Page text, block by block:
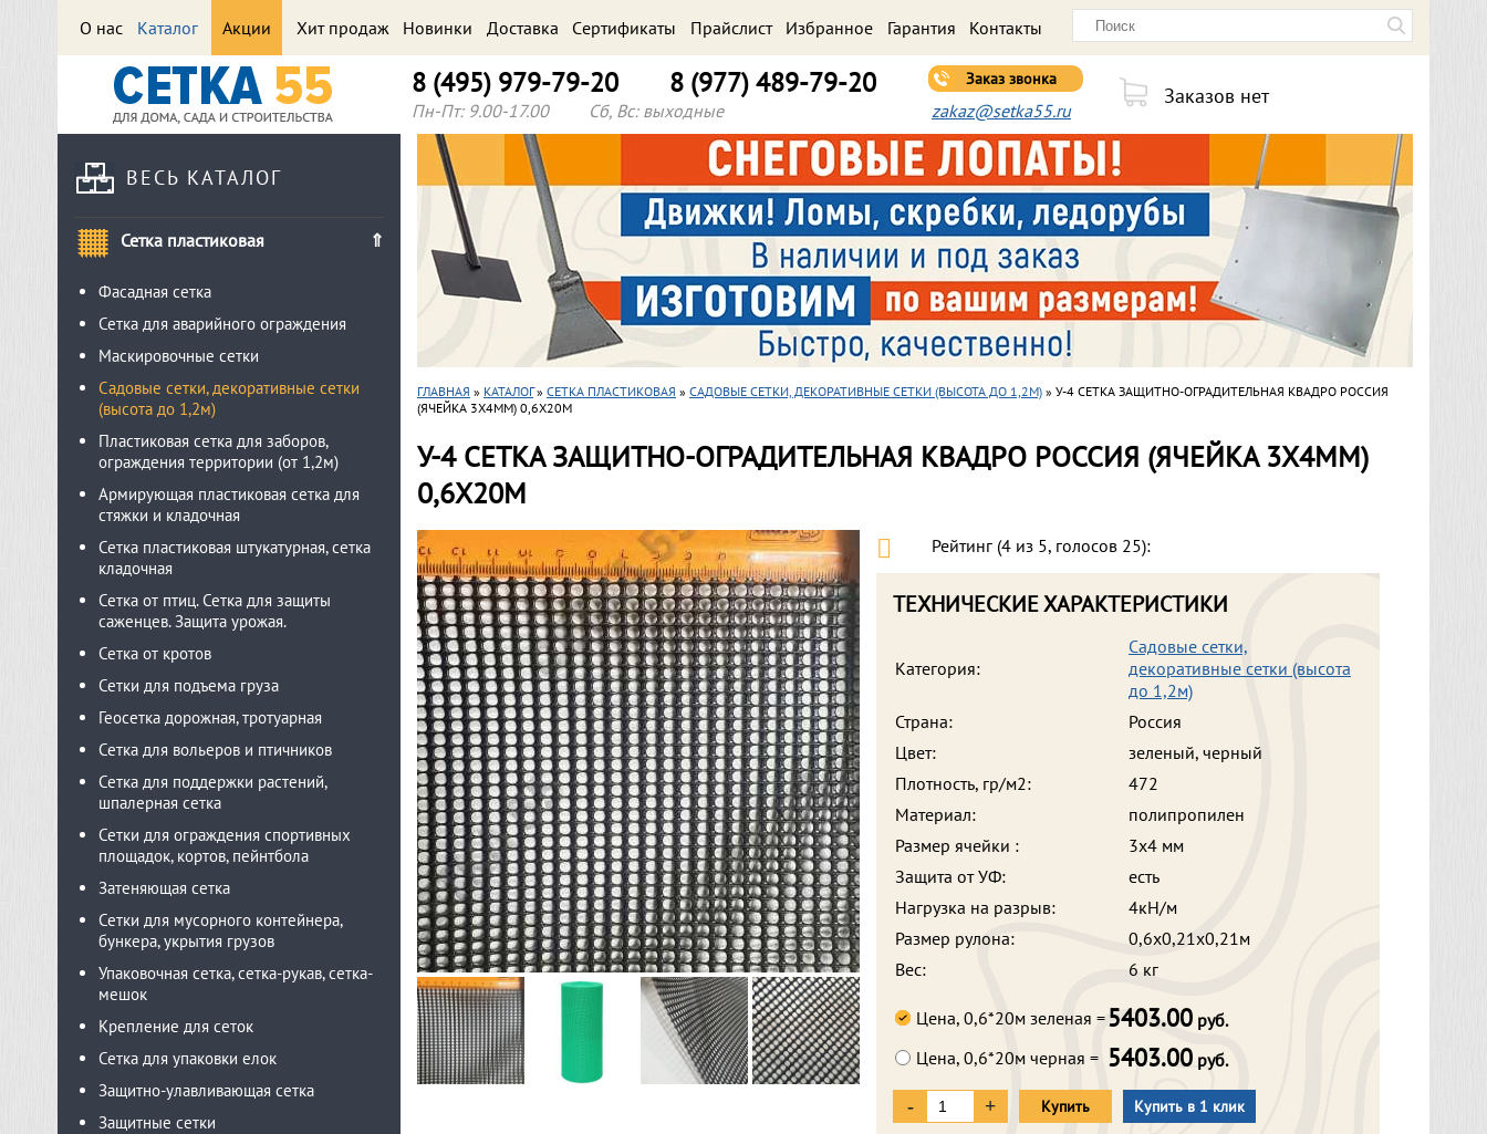
О нас Каталог Акции Хит продаж Новинки Доставка Cертификаты Прайслист Избранное Гарантия Контакты
8 (495) 979-79-20 8 (977) 489-79-20 Заказ звонка
Пн-Пт: 9.00-17.00 Сб, Вс: выходные zakaz@setka55.ru
Заказов нет
ВЕСЬ КАТАЛОГ
Сетка пластиковая
Фасадная сетка
Сетка для аварийного ограждения
Маскировочные сетки
Садовые сетки, декоративные сетки
(высота до 1,2м)
Пластиковая сетка для заборов,
ограждения территории (от 1,2м)
Армирующая пластиковая сетка для
стяжки и кладочная
Сетка пластиковая штукатурная, сетка
кладочная
Сетка от птиц. Сетка для защиты
саженцев. Защита урожая.
Сетка от кротов
Сетки для подъема груза
Геосетка дорожная, тротуарная
Сетка для вольеров и птичников
Сетка для поддержки растений,
шпалерная сетка
Сетки для ограждения спортивных
площадок, кортов, пейнтбола
Затеняющая сетка
Сетки для мусорного контейнера,
бункера, укрытия грузов
Упаковочная сетка, сетка-рукав, сетка-
мешок
Крепление для сеток
Сетка для упаковки елок
Защитно-улавливающая сетка
Защитные сетки
ГЛАВНАЯ » КАТАЛОГ» СЕТКА ПЛАСТИКОВАЯ » САДОВЫЕ СЕТКИ, ДЕКОРАТИВНЫЕ СЕТКИ (ВЫСОТА ДО 1,2М) » У-4 СЕТКА ЗАЩИТНО-ОГРАДИТЕЛЬНАЯ КВАДРО РОССИЯ
(ЯЧЕЙКА 3Х4ММ) 0,6Х20М
У-4 СЕТКА ЗАЩИТНО-ОГРАДИТЕЛЬНАЯ КВАДРО РОССИЯ (ЯЧЕЙКА 3Х4ММ)
0,6Х20М
Рейтинг (4 из 5, голосов 25):
ТЕХНИЧЕСКИЕ ХАРАКТЕРИСТИКИ
Категория:
Садовые сетки,
декоративные сетки (высота
до 1,2м)
Страна:
Россия
Цвет:
зеленый, черный
Плотность, гр/м2:
472
Материал:
полипропилен
Размер ячейки :
3х4 мм
Защита от УФ:
есть
Нагрузка на разрыв:
4кН/м
Размер рулона:
0,6х0,21х0,21м
Вес:
6 кг
Цена, 0,6*20м зеленая =5403.00 руб.
Цена, 0,6*20м черная = 5403.00 руб.
- + Купить Купить в 1 клик